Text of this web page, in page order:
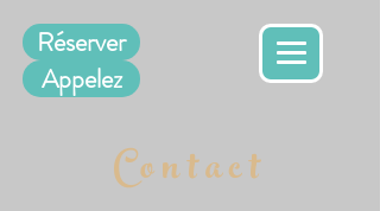
Réserver
Appelez
Contact